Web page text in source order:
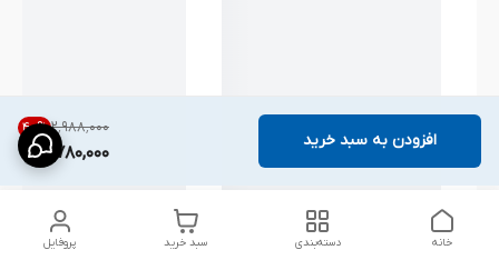
۲٬۹۸۸٬۰۰۰ 40%
1,780,000
افزودن به سبد خرید
پروفایل سبد خرید دسته‌بندی خانه